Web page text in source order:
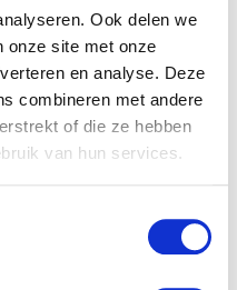
Ook delen we
onze site met onze
en analyse. Deze
combineren met andere
of die ze hebben
van hun services.